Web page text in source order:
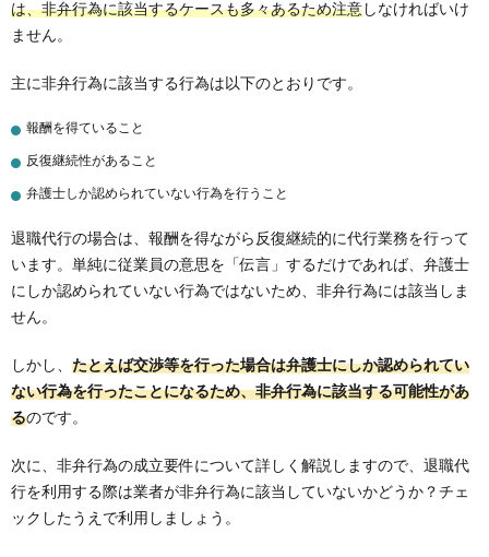
は、非弁行為に該当するケースも多々あるため注意しなければいけ
ません。
主に非弁行為に該当する行為は以下のとおりです。
報酬を得ていること
反復継続性があること
弁護士しか認められていない行為を行うこと
退職代行の場合は、報酬を得ながら反復継続的に代行業務を行って
います。単純に従業員の意思を「伝言」するだけであれば、弁護士
にしか認められていない行為ではないため、非弁行為には該当しま
せん。
しかし、 たとえば交渉等を行った場合は弁護士にしか認められてい
ない行為を行ったことになるため、非弁行為に該当する可能性があ
るのです。
次に、非弁行為の成立要件について詳しく解説しますので、退職代
行を利用する際は業者が非弁行為に該当していないかどうか？チェ
ックしたうえで利用しましょう。